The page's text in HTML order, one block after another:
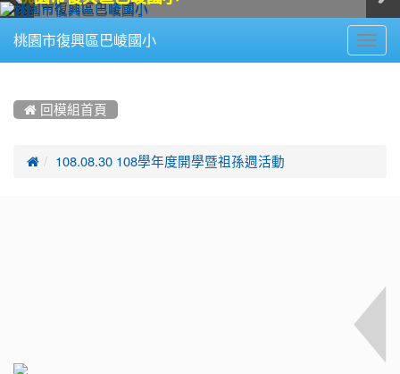
桃園市復興區巴崚國小
 回模組首頁
 108.08.30 108學年度開學暨祖孫週活動